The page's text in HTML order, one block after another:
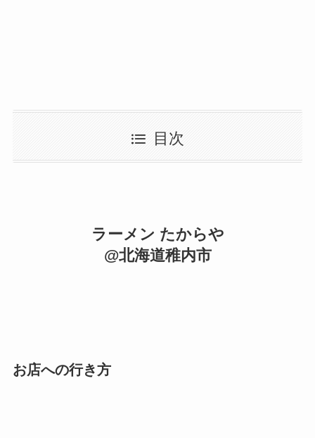
目次
ラーメン たからや
@北海道稚内市
お店への行き方